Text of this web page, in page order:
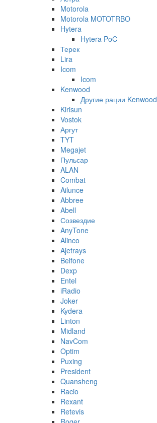
Motorola
Motorola MOTOTRBO
Hytera
Hytera PoC
Терек
Lira
Icom
Icom
Kenwood
Другие рации Kenwood
Kirisun
Vostok
Аргут
TYT
Megajet
Пульсар
ALAN
Combat
Ailunce
Abbree
Abell
Созвездие
AnyTone
Alinco
Ajetrays
Belfone
Dexp
Entel
iRadio
Joker
Kydera
Linton
Midland
NavCom
Optim
Puxing
President
Quansheng
Racio
Rexant
Retevis